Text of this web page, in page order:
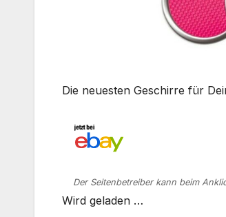
Die neuesten Geschirre für
Der Seitenbetreiber kann beim
Wird geladen …